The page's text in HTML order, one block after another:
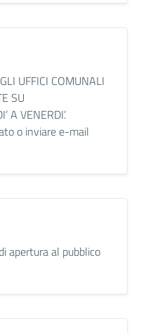
UFFICI COMUNALI
SU
A VENERDI’.
o inviare e-mail
apertura al pubblico